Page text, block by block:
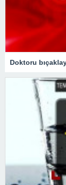
Doktoru